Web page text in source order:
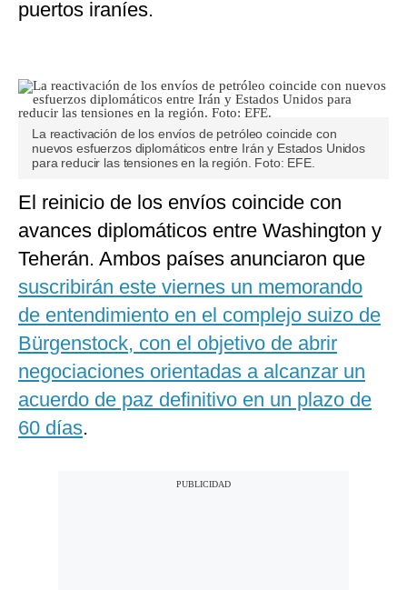
puertos iraníes.
La reactivación de los envíos de petróleo coincide con
nuevos esfuerzos diplomáticos entre Irán y Estados Unidos
para reducir las tensiones en la región. Foto: EFE.
El reinicio de los envíos coincide con
avances diplomáticos entre Washington y
Teherán. Ambos países anunciaron que
suscribirán este viernes un memorando
de entendimiento en el complejo suizo de
Bürgenstock, con el objetivo de abrir
negociaciones orientadas a alcanzar un
acuerdo de paz definitivo en un plazo de
60 días.